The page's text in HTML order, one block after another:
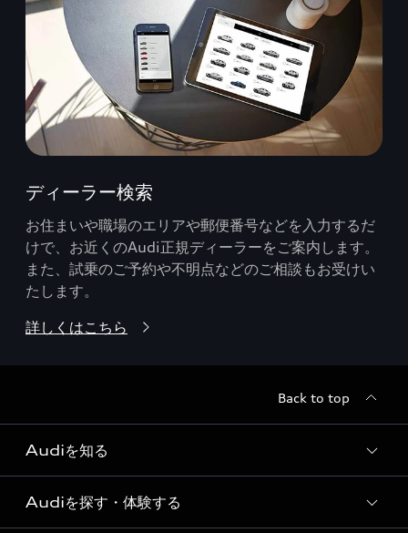
ディーラー検索
お住まいや職場のエリアや郵便番号などを入力するだ
けで、お近くのAudi正規ディーラーをご案内します。
また、試乗のご予約や不明点などのご相談もお受けい
たします。
詳しくはこちら
Back to top
Audiを知る
Audi ブランド
Audiを探す・体験する